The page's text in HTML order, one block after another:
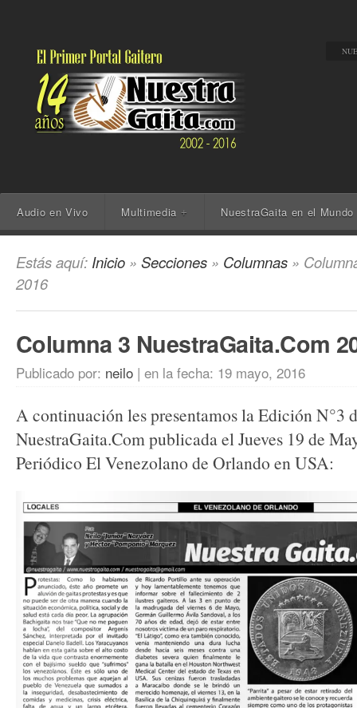
Audio en Vivo Multimedia + NuestraGaita en el Mundo
Estás aquí: Inicio » Secciones » Columnas »
2016
Columna 3 NuestraGaita.Com
Publicado por: neilo | en la fecha: 19 mayo, 2016
A continuación les presentamos la Edición N°3
NuestraGaita.Com publicada el Jueves 19 de
Periódico El Venezolano de Orlando en USA: